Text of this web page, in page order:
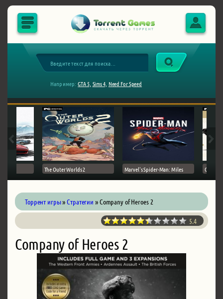
Например: GTA 5, Sims 4, Need For Speed
The Outer Worlds 2 Marvel's Spider-Man: Miles Ghost
Торрент игры»Стратегии » Company of Heroes 2
5.4
Company of Heroes 2